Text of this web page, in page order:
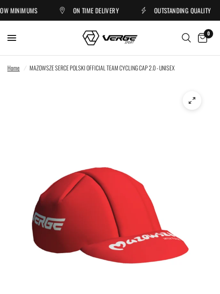
MINIMUMS ON TIME DELIVERY OUTSTANDING QUALITY
0
Home / MAZOWSZE SERCE POLSKI OFFICIAL TEAM CYCLING CAP 2.0 - UNISEX